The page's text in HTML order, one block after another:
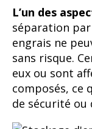
L’un des
séparation
engrais ne
sans risque.
eux ou sont
composés, ce
de sécurité